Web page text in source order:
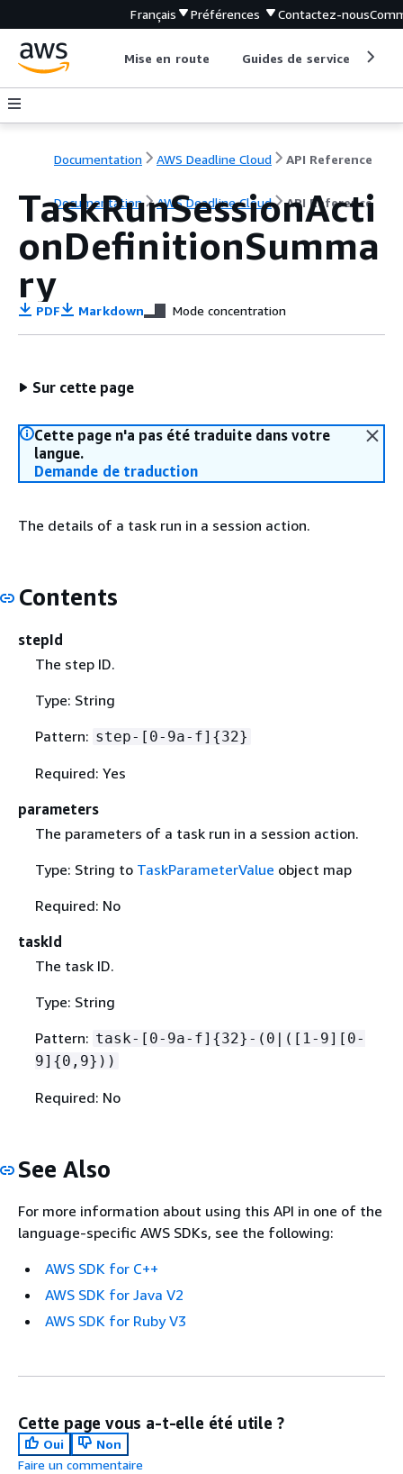
Français Préférences Contactez-nous
Mise en route Guides de service
Documentation AWS Deadline Cloud API Reference
Documentation AWS Deadline Cloud API Reference
TaskRunSessionActi
onDefinitionSumma
ry
PDF Markdown Mode concentration
Sur cette page
Cette page n'a pas été traduite dans votre
langue.
Demande de traduction
The details of a task run in a session action.
Contents
stepId
The step ID.
Type: String
Pattern: step-[0-9a-f] {32}
Required: Yes
parameters
The parameters of a task run in a session action.
Type: String to TaskParameterValue object map
Required: No
taskId
The task ID.
Type: String
Pattern: task-[0-9a-f] {32}-(0|([1-9][0-
9] {0,9}))
Required: No
See Also
For more information about using this API in one of the
language-specific AWS SDKs, see the following:
AWS SDK for C++
AWS SDK for Java V2
AWS SDK for Ruby V3
Cette page vous a-t-elle été utile ?
Oui
Non
Faire un commentaire